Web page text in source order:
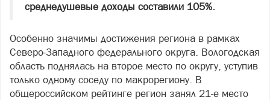
среднедушевые доходы составили 105%.
Особенно значимы достижения региона в рамках
Северо‑Западного федерального округа. Вологодская
область поднялась на второе место по округу, уступив
только одному соседу по макрорегиону. В
общероссийском рейтинге регион занял 21‑е место